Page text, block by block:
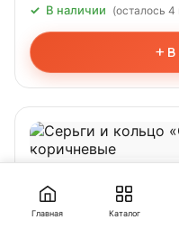
В наличии (осталось 4
+
Серьги и кольцо
4500 ₽
Главная Каталог